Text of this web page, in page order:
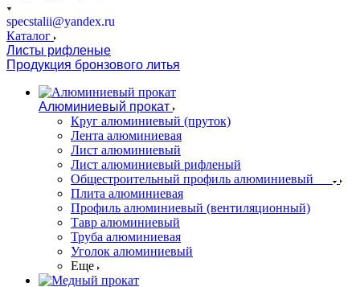
specstalii@yandex.ru
Каталог
Листы рифленые
Продукция бронзового литья
Алюминиевый прокат
Круг алюминиевый (пруток)
Лента алюминиевая
Лист алюминиевый
Лист алюминиевый рифленый
Общестроительный профиль алюминиевый
Плита алюминиевая
Профиль алюминиевый (вентиляционный)
Тавр алюминиевый
Труба алюминиевая
Уголок алюминиевый
Еще